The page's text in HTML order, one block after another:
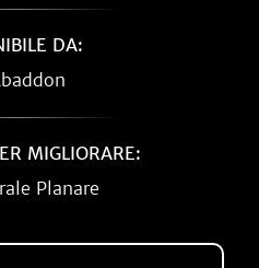
DA:
MIGLIORARE:
Planare